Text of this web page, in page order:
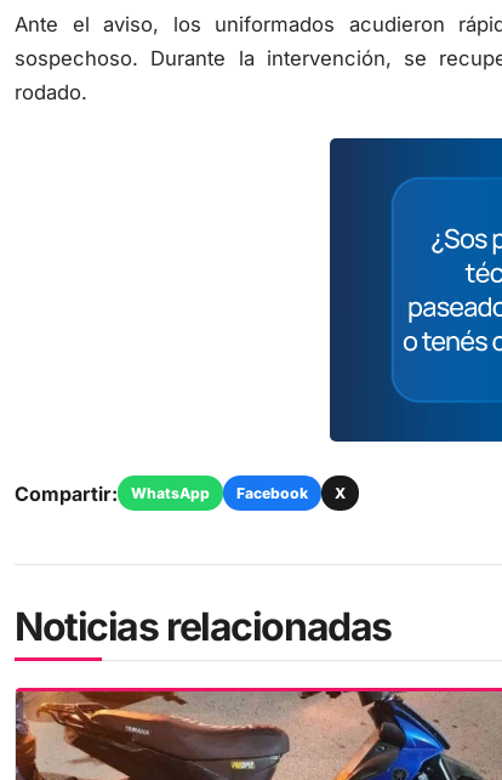
Ante el aviso, los uniformados acudieron
sospechoso. Durante la intervención, se
rodado.
Compartir: WhatsApp Facebook X
Noticias relacionadas